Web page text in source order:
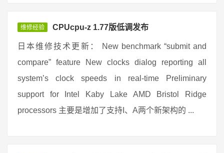
维修经验 CPUcpu-z 1.77版低调发布
日本维修技术更新： New benchmark “submit and
compare” feature New clocks dialog reporting all
system’s clock speeds in real-time Preliminary
support for Intel Kaby Lake AMD Bristol Ridge
processors 主要是增加了支持I、A两个新架构的 ...